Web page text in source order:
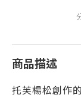
商品描述
托芙楊松創作